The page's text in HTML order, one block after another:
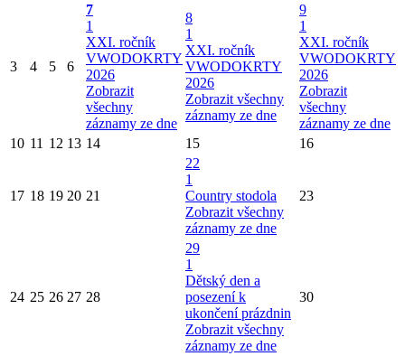
3 4 5 6
7
1
XXI. ročník
VWODOKRTY
2026
Zobrazit
všechny
záznamy ze dne
8
1
XXI. ročník
VWODOKRTY
2026
Zobrazit všechny
záznamy ze dne
9
1
XXI. ročník
VWODOKRTY
2026
Zobrazit
všechny
záznamy ze dne
10 11 12 13 14 15 16
17 18 19 20 21
22
1
Country stodola
Zobrazit všechny
záznamy ze dne
23
24 25 26 27 28
29
1
Dětský den a
posezení k
ukončení prázdnin
Zobrazit všechny
záznamy ze dne
30